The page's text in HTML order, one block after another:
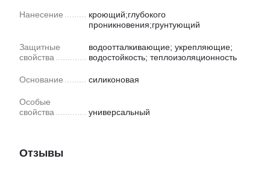
Нанесение
кроющий;глубокого
проникновения;грунтующий
Защитные
свойства
водоотталкивающие; укрепляющие;
водостойкость; теплоизоляционность
Основание силиконовая
Особые
свойства
универсальный
Отзывы